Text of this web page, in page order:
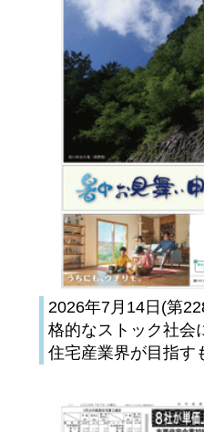
2026年7月14日(第
格的なストック社会
住宅産業界が目指す